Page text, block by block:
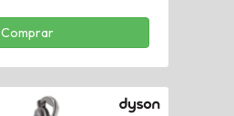
Comprar